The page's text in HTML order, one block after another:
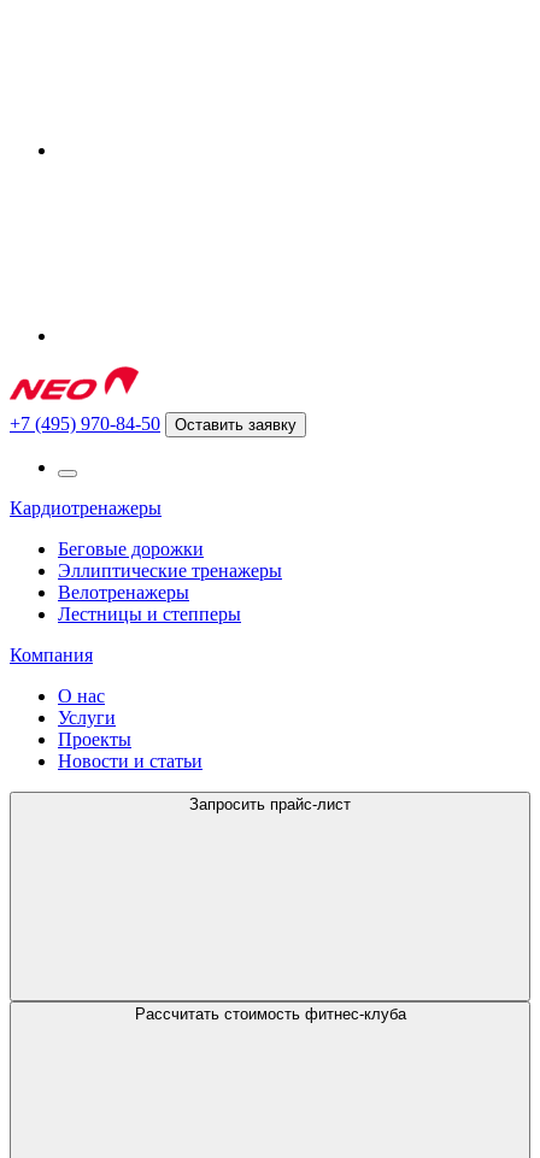
+7 (495) 970-84-50 Оставить заявку
Кардиотренажеры
Беговые дорожки
Эллиптические тренажеры
Велотренажеры
Лестницы и степперы
Компания
О нас
Услуги
Проекты
Новости и статьи
Запросить прайс-лист
Рассчитать стоимость фитнес-клуба